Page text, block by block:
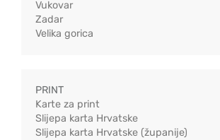
Vukovar
Zadar
Velika gorica
PRINT
Karte za print
Slijepa karta Hrvatske
Slijepa karta Hrvatske (županije)